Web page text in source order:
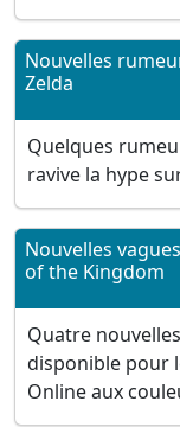
Nouvelles
Zelda
Quelques
ravive la hype
Nouvelles
of the Kingdom
Quatre
disponible pour
Online aux